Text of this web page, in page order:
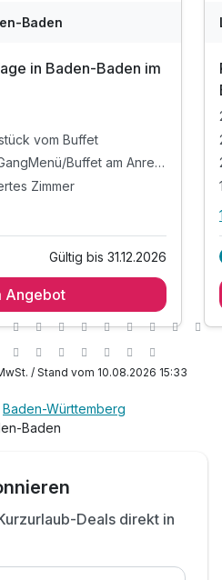
Baden
in Baden-Baden im
vom Buffet
1 x Halbpension als 4GangMenü/Buffet am Anreisetag
Zimmer
vom Buffet
Zimmer
auf dem Zimmer
und Wellnessbereiches
Gültig bis 31.12.2026
Angebot
/ Stand vom 10.08.2026 15:33
Baden-Württemberg
Baden
Deals direkt in